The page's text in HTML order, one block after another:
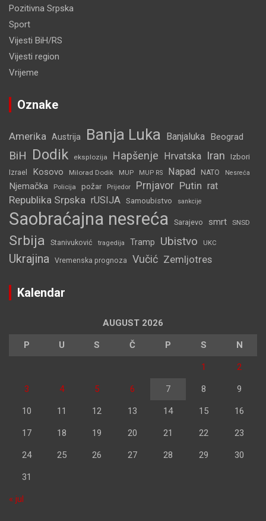
Pozitivna Srpska
Sport
Vijesti BiH/RS
Vijesti region
Vrijeme
Oznake
Amerika Austrija Banja Luka Banjaluka Beograd
BiH Dodik eksplozija Hapšenje Hrvatska Iran Izbori
Izrael Kosovo Milorad Dodik MUP MUP RS Napad NATO Nesreća
Njemačka Policija požar Prijedor Prnjavor Putin rat
Republika Srpska rUSIJA Samoubistvo sankcije
Saobraćajna nesreća Sarajevo smrt SNSD
Srbija Stanivuković tragedija Tramp Ubistvo UKC
Ukrajina Vremenska prognoza Vučić Zemljotres
Kalendar
AUGUST 2026
P U S Č P S N
1 2
3 4 5 6 7 8 9
10 11 12 13 14 15 16
17 18 19 20 21 22 23
24 25 26 27 28 29 30
31
« jul